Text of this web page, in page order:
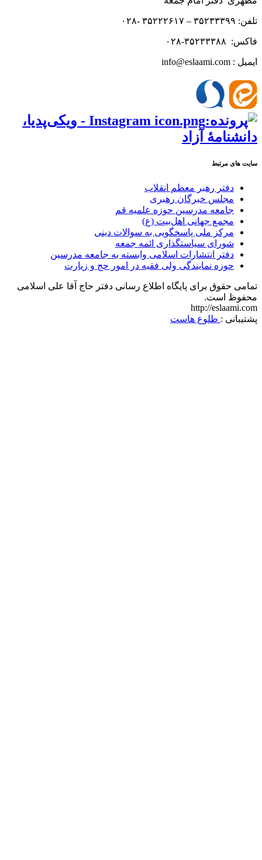
تلفن: ۳۵۲۳۳۳۹۹ – ۳۵۲۲۲۶۱۷ -۰۲۸
فاکس: ۳۵۲۳۳۳۸۸-۰۲۸
ایمیل : info@eslaami.com
سایت های مرتبط
دفتر رهبر معظم انقلاب
مجلس خبرگان رهبری
جامعه مدرسین حوزه علمیه قم
مجمع جهانی اهل‌بیت (ع)
مرکز ملی پاسخگویی به سوالات دینی
شورای سیاستگذاری ائمه جمعه
دفتر انتشارات اسلامی وابسته به جامعه مدرسین
حوزه نمایندگی ولی فقیه در امور حج و زیارت
تمامی حقوق برای پایگاه اطلاع رسانی دفتر حاج آقا علی اسلامی
محفوظ است.
http://eslaami.com
پشتیبانی : طلوع هاست